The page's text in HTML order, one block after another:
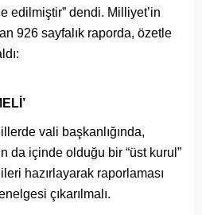
edilmiştir” dendi. Milliyet’in
926 sayfalık raporda, özetle
vali başkanlığında,
da içinde olduğu bir “üst kurul”
hazırlayarak raporlaması
çıkarılmalı.